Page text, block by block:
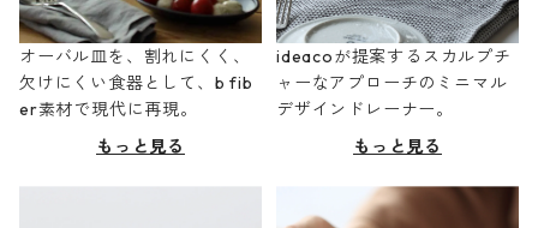
オーバル皿を、割れにくく、
欠けにくい食器として、b fib
er素材で現代に再現。
もっと見る
ideacoが提案するスカルプチ
ャーなアプローチのミニマル
デザインドレーナー。
もっと見る